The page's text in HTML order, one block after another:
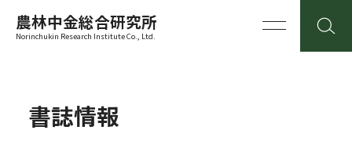
農林中金総合研究所
Norinchukin Research Institute Co., Ltd.
書誌情報